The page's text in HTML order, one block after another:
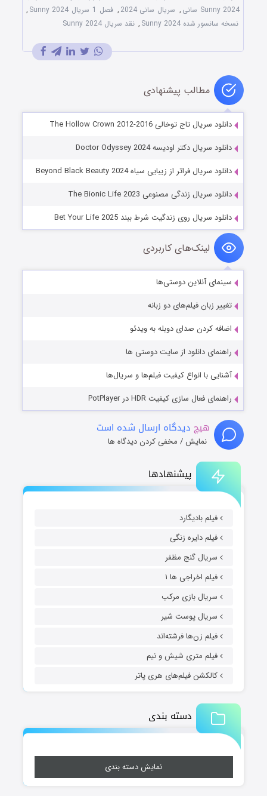
پیشنهادها
فیلم بادیگارد
فیلم دایره زنگی
سریال گنج مظفر
فیلم اخراجی ها ۱
سریال بازی مرکب
سریال پوست شیر
فیلم زن‌ها فرشته‌اند
فیلم متری شیش و نیم
کالکشن فیلم‌های هری پاتر
دسته بندی
نمایش دسته بندی
Sunny 2024 سانی
, سریال سانی 2024 , فصل 1 سریال Sunny 2024
,
نسخه سانسور شده Sunny 2024
, نقد سریال Sunny 2024
مطالب پیشنهادی
دانلود سریال تاج توخالی The Hollow Crown 2012-2016
دانلود سریال دکتر اودیسه Doctor Odyssey 2024
دانلود سریال فراتر از زیبایی سیاه Beyond Black Beauty 2024
دانلود سریال زندگی مصنوعی The Bionic Life 2023
دانلود سریال روی زندگیت شرط ببند Bet Your Life 2025
لینک‌های کاربردی
سینمای آنلاین دوستی‌ها
تغییر زبان فیلم‌های دو زبانه
اضافه کردن صدای دوبله به ویدئو
راهنمای دانلود از سایت دوستی ها
آشنایی با انواع کیفیت فیلم‌ها و سریال‌ها
راهنمای فعال سازی کیفیت HDR در PotPlayer
هیچ دیدگاه ارسال شده است
نمایش / مخفی کردن دیدگاه ها